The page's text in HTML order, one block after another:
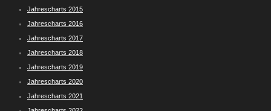
Jahrescharts 2015
Jahrescharts 2016
Jahrescharts 2017
Jahrescharts 2018
Jahrescharts 2019
Jahrescharts 2020
Jahrescharts 2021